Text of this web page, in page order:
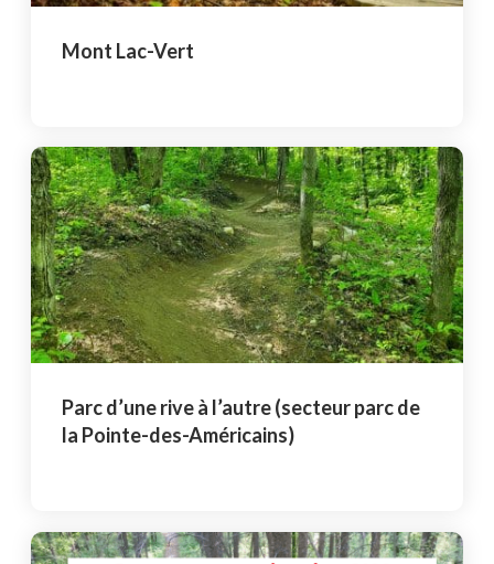
Mont Lac-Vert
Parc d’une rive à l’autre (secteur parc de
la Pointe-des-Américains)